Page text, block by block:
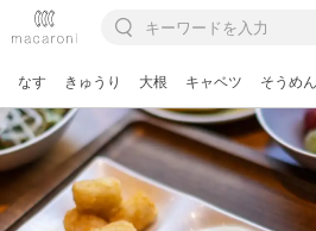
なす きゅうり 大根 キャベツ そうめん